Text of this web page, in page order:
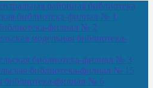
районная библиотека
библиотека-филиал № 1
филиал № 2
модельная библиотека-
библиотека-филиал № 3
библиотека-филиал № 15
библиотека-филиал № 6